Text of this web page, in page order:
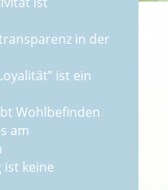
in der
ist ein
Wohlbefinden
am
ist keine